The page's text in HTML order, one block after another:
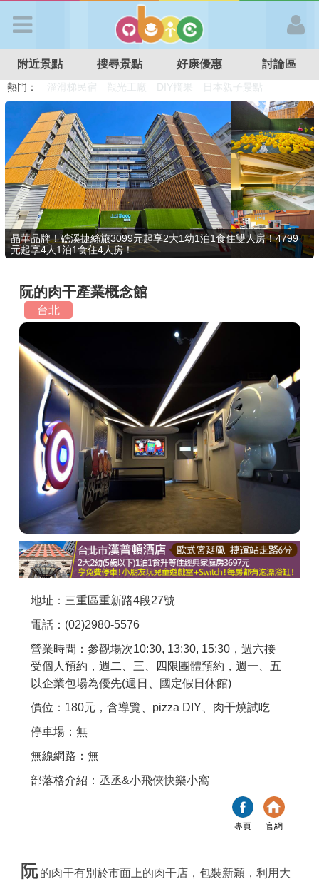
APP登入
首 頁
搜尋景點
好康優惠
最新消息
最新留言
商家合作
推薦景點
討論區
聯絡我們
APP下載
附近景點 搜尋景點 好康優惠 討論區
熱門： 溜滑梯民宿 觀光工廠 DIY摘果
日本親子景點
特色遊戲場
親子住房優惠 台北親子餐廳 溫泉泡湯SPA
晶華品牌！礁溪捷絲旅3099元起享2大1幼1泊1食住雙人房！4799
元起享4人1泊1食住4人房！
阮的肉干產業概念館
台北
地址：三重區重新路4段27號
電話：(02)2980-5576
營業時間：參觀場次10:30, 13:30, 15:30，週六接
受個人預約，週二、三、四限團體預約，週一、五
以企業包場為優先(週日、國定假日休館)
價位：180元，含導覽、pizza DIY、肉干燒試吃
停車場：無
無線網路：無
部落格介紹： 丞丞&小飛俠快樂小窩
專頁 官網
阮 的肉干有別於市面上的肉干店，包裝新穎，利用大